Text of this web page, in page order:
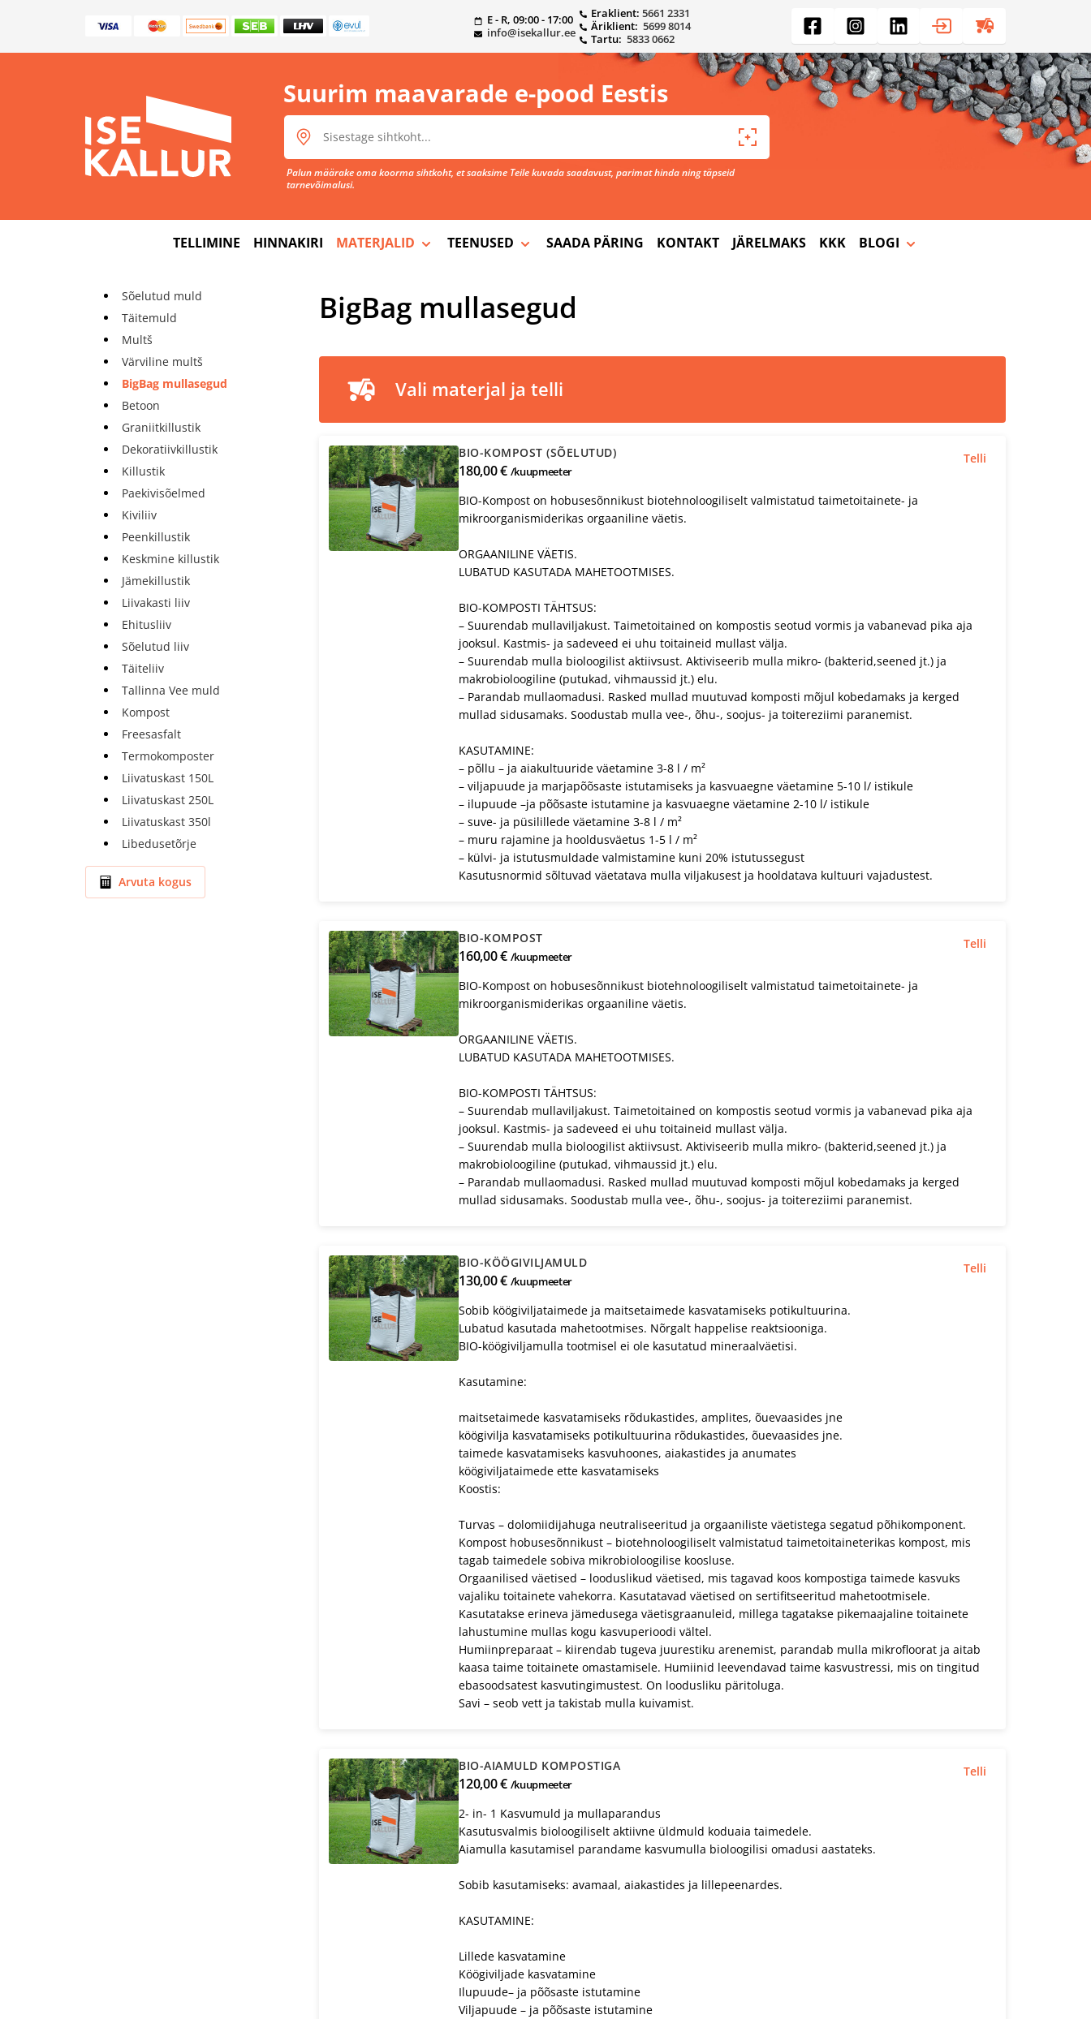
E - R, 09:00 - 17:00
info@isekallur.ee
Eraklient: 5661 2331
Äriklient: 5699 8014
Tartu: 5833 0662
Suurim maavarade e-pood Eestis
Palun määrake oma koorma sihtkoht, et saaksime Teile kuvada saadavust, parimat hinda ning täpseid
tarnevõimalusi.
TELLIMINE HINNAKIRI MATERJALID TEENUSED SAADA PÄRING KONTAKT JÄRELMAKS KKK BLOGI
Sõelutud muld
Täitemuld
Multš
Värviline multš
BigBag mullasegud
Betoon
Graniitkillustik
Dekoratiivkillustik
Killustik
Paekivisõelmed
Kiviliiv
Peenkillustik
Keskmine killustik
Jämekillustik
Liivakasti liiv
Ehitusliiv
Sõelutud liiv
Täiteliiv
Tallinna Vee muld
Kompost
Freesasfalt
Termokomposter
Liivatuskast 150L
Liivatuskast 250L
Liivatuskast 350l
Libedusetõrje
Arvuta kogus
BigBag mullasegud
Vali materjal ja telli
BIO-KOMPOST (SÕELUTUD)
180,00 € /kuupmeeter
Telli
BIO-Kompost on hobusesõnnikust biotehnoloogiliselt valmistatud taimetoitainete- ja
mikroorganismiderikas orgaaniline väetis.
ORGAANILINE VÄETIS.
LUBATUD KASUTADA MAHETOOTMISES.
BIO-KOMPOSTI TÄHTSUS:
– Suurendab mullaviljakust. Taimetoitained on kompostis seotud vormis ja vabanevad pika aja
jooksul. Kastmis- ja sadeveed ei uhu toitaineid mullast välja.
– Suurendab mulla bioloogilist aktiivsust. Aktiviseerib mulla mikro- (bakterid,seened jt.) ja
makrobioloogiline (putukad, vihmaussid jt.) elu.
– Parandab mullaomadusi. Rasked mullad muutuvad komposti mõjul kobedamaks ja kerged
mullad sidusamaks. Soodustab mulla vee-, õhu-, soojus- ja toitereziimi paranemist.
KASUTAMINE:
– põllu – ja aiakultuuride väetamine 3-8 l / m²
– viljapuude ja marjapõõsaste istutamiseks ja kasvuaegne väetamine 5-10 l/ istikule
– ilupuude –ja põõsaste istutamine ja kasvuaegne väetamine 2-10 l/ istikule
– suve- ja püsilillede väetamine 3-8 l / m²
– muru rajamine ja hooldusväetus 1-5 l / m²
– külvi- ja istutusmuldade valmistamine kuni 20% istutussegust
Kasutusnormid sõltuvad väetatava mulla viljakusest ja hooldatava kultuuri vajadustest.
BIO-KOMPOST
160,00 € /kuupmeeter
Telli
BIO-Kompost on hobusesõnnikust biotehnoloogiliselt valmistatud taimetoitainete- ja
mikroorganismiderikas orgaaniline väetis.
ORGAANILINE VÄETIS.
LUBATUD KASUTADA MAHETOOTMISES.
BIO-KOMPOSTI TÄHTSUS:
– Suurendab mullaviljakust. Taimetoitained on kompostis seotud vormis ja vabanevad pika aja
jooksul. Kastmis- ja sadeveed ei uhu toitaineid mullast välja.
– Suurendab mulla bioloogilist aktiivsust. Aktiviseerib mulla mikro- (bakterid,seened jt.) ja
makrobioloogiline (putukad, vihmaussid jt.) elu.
– Parandab mullaomadusi. Rasked mullad muutuvad komposti mõjul kobedamaks ja kerged
mullad sidusamaks. Soodustab mulla vee-, õhu-, soojus- ja toitereziimi paranemist.
BIO-KÖÖGIVILJAMULD
130,00 € /kuupmeeter
Telli
Sobib köögiviljataimede ja maitsetaimede kasvatamiseks potikultuurina.
Lubatud kasutada mahetootmises. Nõrgalt happelise reaktsiooniga.
BIO-köögiviljamulla tootmisel ei ole kasutatud mineraalväetisi.
Kasutamine:
maitsetaimede kasvatamiseks rõdukastides, amplites, õuevaasides jne
köögivilja kasvatamiseks potikultuurina rõdukastides, õuevaasides jne.
taimede kasvatamiseks kasvuhoones, aiakastides ja anumates
köögiviljataimede ette kasvatamiseks
Koostis:
Turvas – dolomiidijahuga neutraliseeritud ja orgaaniliste väetistega segatud põhikomponent.
Kompost hobusesõnnikust – biotehnoloogiliselt valmistatud taimetoitaineterikas kompost, mis
tagab taimedele sobiva mikrobioloogilise koosluse.
Orgaanilised väetised – looduslikud väetised, mis tagavad koos kompostiga taimede kasvuks
vajaliku toitainete vahekorra. Kasutatavad väetised on sertifitseeritud mahetootmisele.
Kasutatakse erineva jämedusega väetisgraanuleid, millega tagatakse pikemaajaline toitainete
lahustumine mullas kogu kasvuperioodi vältel.
Humiinpreparaat – kiirendab tugeva juurestiku arenemist, parandab mulla mikrofloorat ja aitab
kaasa taime toitainete omastamisele. Humiinid leevendavad taime kasvustressi, mis on tingitud
ebasoodsatest kasvutingimustest. On loodusliku päritoluga.
Savi – seob vett ja takistab mulla kuivamist.
BIO-AIAMULD KOMPOSTIGA
120,00 € /kuupmeeter
Telli
2- in- 1 Kasvumuld ja mullaparandus
Kasutusvalmis bioloogiliselt aktiivne üldmuld koduaia taimedele.
Aiamulla kasutamisel parandame kasvumulla bioloogilisi omadusi aastateks.
Sobib kasutamiseks: avamaal, aiakastides ja lillepeenardes.
KASUTAMINE:
Lillede kasvatamine
Köögiviljade kasvatamine
Ilupuude– ja põõsaste istutamine
Viljapuude – ja põõsaste istutamine